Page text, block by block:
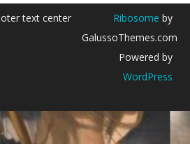
text center Ribosome by
GalussoThemes.com
Powered by
WordPress